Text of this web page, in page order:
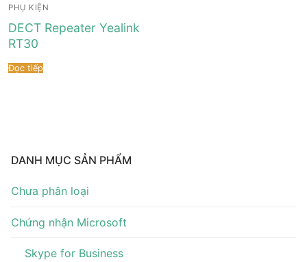
Tài liệu hướng dẫn
Tài liệu hướng dẫn
Đại lý
Tin tức
PHỤ KIỆN
DECT Repeater Yealink
RT30
Đọc tiếp
DANH MỤC SẢN PHẨM
Chưa phân loại
Chứng nhận Microsoft
Skype for Business